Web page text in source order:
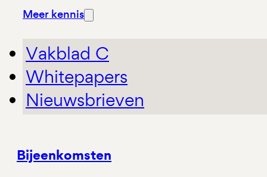
Meer kennis
Vakblad C
Whitepapers
Nieuwsbrieven
Bijeenkomsten